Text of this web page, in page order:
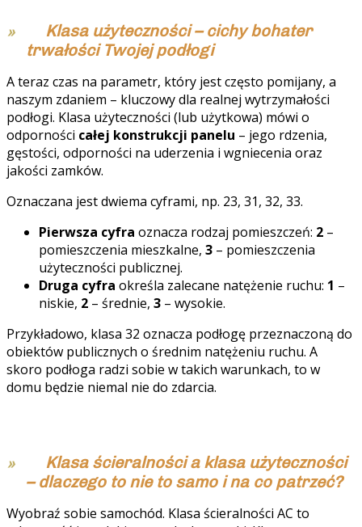
Klasa użyteczności – cichy bohater
trwałości Twojej podłogi
A teraz czas na parametr, który jest często pomijany, a
naszym zdaniem – kluczowy dla realnej wytrzymałości
podłogi. Klasa użyteczności (lub użytkowa) mówi o
odporności całej konstrukcji panelu – jego rdzenia,
gęstości, odporności na uderzenia i wgniecenia oraz
jakości zamków.
Oznaczana jest dwiema cyframi, np. 23, 31, 32, 33.
Pierwsza cyfra oznacza rodzaj pomieszczeń: 2 –
pomieszczenia mieszkalne, 3 – pomieszczenia
użyteczności publicznej.
Druga cyfra określa zalecane natężenie ruchu: 1 –
niskie, 2 – średnie, 3 – wysokie.
Przykładowo, klasa 32 oznacza podłogę przeznaczoną do
obiektów publicznych o średnim natężeniu ruchu. A
skoro podłoga radzi sobie w takich warunkach, to w
domu będzie niemal nie do zdarcia.
Klasa ścieralności a klasa użyteczności
– dlaczego to nie to samo i na co patrzeć?
Wyobraź sobie samochód. Klasa ścieralności AC to